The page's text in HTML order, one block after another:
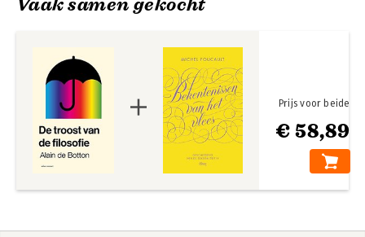
Statusangst The School of Life
€ 58,89
Prijs voor beide